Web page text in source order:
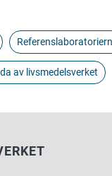
av livsmedelsverket